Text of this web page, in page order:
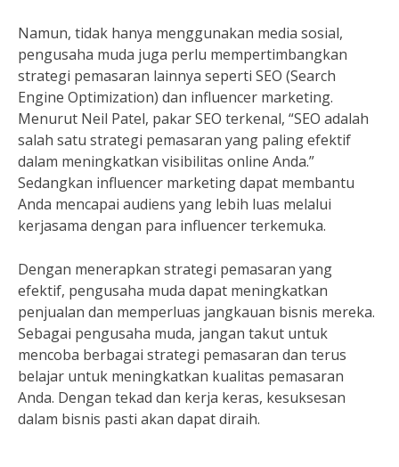
Namun, tidak hanya menggunakan media sosial,
pengusaha muda juga perlu mempertimbangkan
strategi pemasaran lainnya seperti SEO (Search
Engine Optimization) dan influencer marketing.
Menurut Neil Patel, pakar SEO terkenal, “SEO adalah
salah satu strategi pemasaran yang paling efektif
dalam meningkatkan visibilitas online Anda.”
Sedangkan influencer marketing dapat membantu
Anda mencapai audiens yang lebih luas melalui
kerjasama dengan para influencer terkemuka.
Dengan menerapkan strategi pemasaran yang
efektif, pengusaha muda dapat meningkatkan
penjualan dan memperluas jangkauan bisnis mereka.
Sebagai pengusaha muda, jangan takut untuk
mencoba berbagai strategi pemasaran dan terus
belajar untuk meningkatkan kualitas pemasaran
Anda. Dengan tekad dan kerja keras, kesuksesan
dalam bisnis pasti akan dapat diraih.